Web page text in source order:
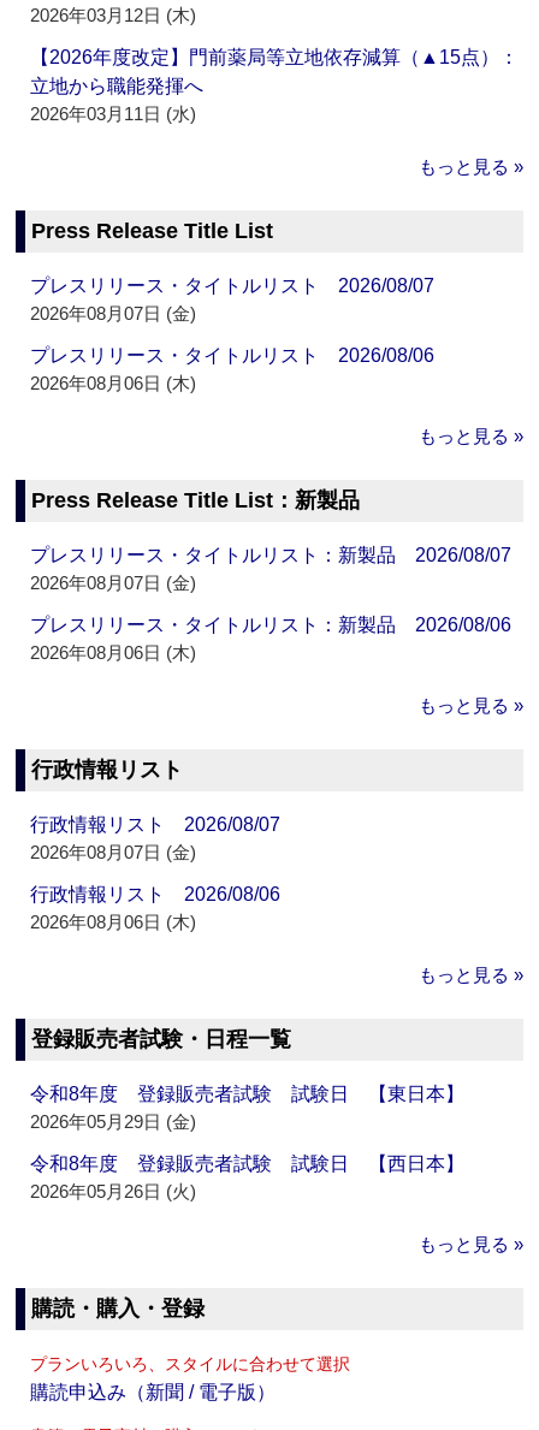
2026年03月12日 (木)
【2026年度改定】門前薬局等立地依存減算（▲15点）：
立地から職能発揮へ
2026年03月11日 (水)
もっと見る »
Press Release Title List
プレスリリース・タイトルリスト 2026/08/07
2026年08月07日 (金)
プレスリリース・タイトルリスト 2026/08/06
2026年08月06日 (木)
もっと見る »
Press Release Title List：新製品
プレスリリース・タイトルリスト：新製品 2026/08/07
2026年08月07日 (金)
プレスリリース・タイトルリスト：新製品 2026/08/06
2026年08月06日 (木)
もっと見る »
行政情報リスト
行政情報リスト 2026/08/07
2026年08月07日 (金)
行政情報リスト 2026/08/06
2026年08月06日 (木)
もっと見る »
登録販売者試験・日程一覧
令和8年度 登録販売者試験 試験日 【東日本】
2026年05月29日 (金)
令和8年度 登録販売者試験 試験日 【西日本】
2026年05月26日 (火)
もっと見る »
購読・購入・登録
プランいろいろ、スタイルに合わせて選択
購読申込み（新聞 / 電子版）